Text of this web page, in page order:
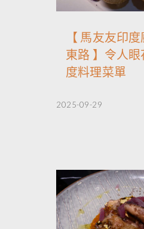
【 馬友友印
東路 】令人
度料理菜單
2025-09-29